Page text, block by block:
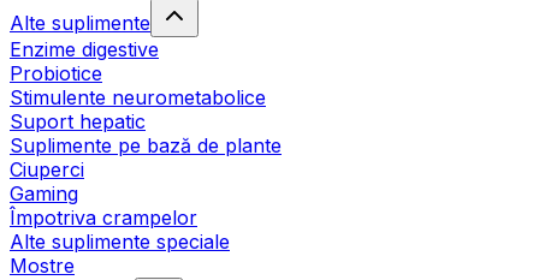
Alte suplimente
Enzime digestive
Probiotice
Stimulente neurometabolice
Suport hepatic
Suplimente pe bază de plante
Ciuperci
Gaming
Împotriva crampelor
Alte suplimente speciale
Mostre